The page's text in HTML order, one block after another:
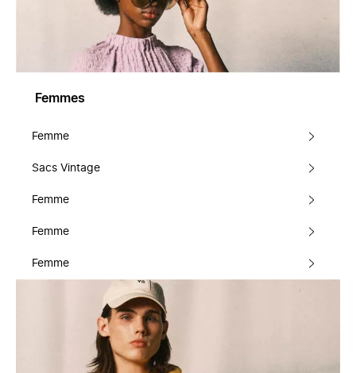
Femmes
Femme
Sacs Vintage
Femme
Femme
Femme